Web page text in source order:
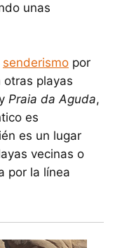
unas
senderismo por
otras playas
Praia da Aguda,
es
es un lugar
vecinas o
por la línea